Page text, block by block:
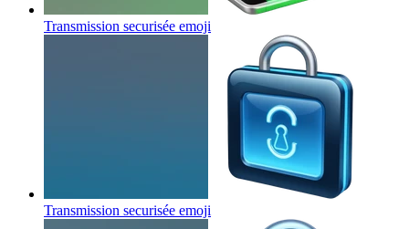
Transmission securisée emoji
Transmission securisée emoji